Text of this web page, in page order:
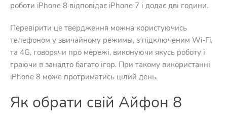
роботи iPhone 8 відповідає iPhone 7 і додає дві години.
Перевірити це твердження можна користуючись
телефоном у звичайному режимы, з підключеним Wi-Fi,
та 4G, говорячи про мережі, виконуючи якусь роботу і
граючи в занадто багато ігор. При такому використанні
iPhone 8 може протриматись цілий день.
Як обрати свій Айфон 8